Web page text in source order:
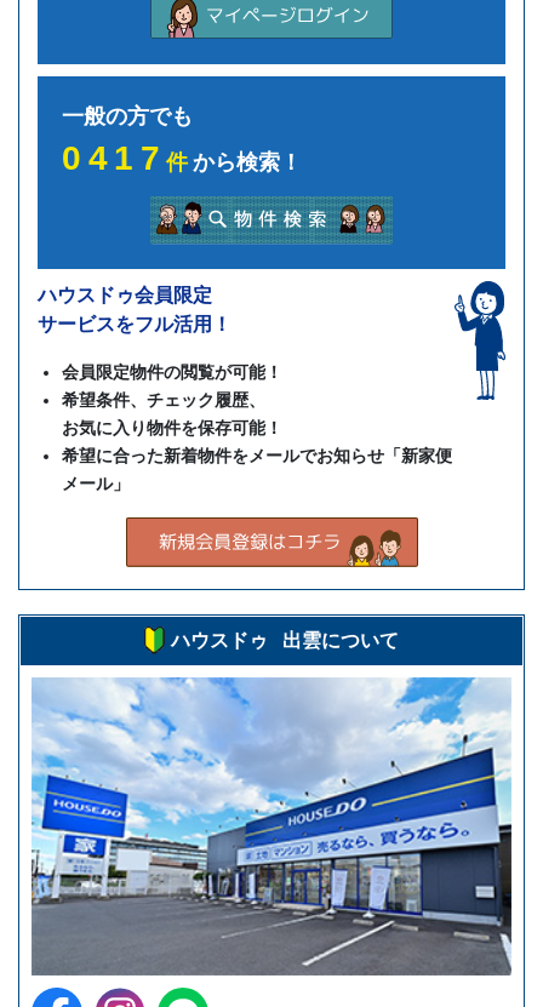
一般の方でも
0417件から検索！
ハウスドゥ会員限定
サービスをフル活用！
会員限定物件の閲覧が可能！
希望条件、チェック履歴、
お気に入り物件を保存可能！
希望に合った新着物件をメールでお知らせ「新家便
メール」
ハウスドゥ 出雲について